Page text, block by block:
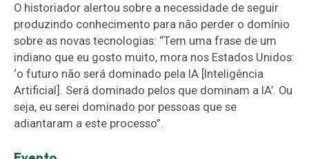
O historiador alertou sobre a necessidade de seguir
produzindo conhecimento para não perder o domínio
sobre as novas tecnologias: “Tem uma frase de um
indiano que eu gosto muito, mora nos Estados Unidos:
‘o futuro não será dominado pela IA [Inteligência
Artificial]. Será dominado pelos que dominam a IA’. Ou
seja, eu serei dominado por pessoas que se
adiantaram a este processo”.